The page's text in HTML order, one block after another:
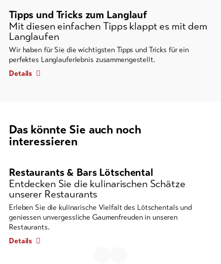
Tipps und Tricks zum Langlauf
Mit diesen einfachen Tipps klappt es mit dem
Langlaufen
Wir haben für Sie die wichtigsten Tipps und Tricks für ein
perfektes Langlauferlebnis zusammengestellt.
Details
Das könnte Sie auch noch
interessieren
folgt
ein
Karussell-
Element
mit
mehreren
Einträgen.
Restaurants & Bars Lötschental
Entdecken Sie die kulinarischen Schätze
unserer Restaurants
Erleben Sie die kulinarische Vielfalt des Lötschentals und
geniessen unvergessliche Gaumenfreuden in unseren
Restaurants.
Details